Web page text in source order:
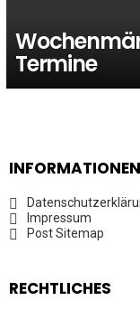
Termine
INFORMATIONEN
Impressum
Post Sitemap
RECHTLICHES